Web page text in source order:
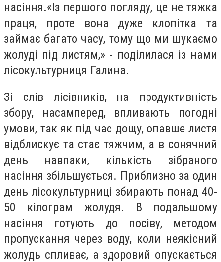
насіння.«Із першого погляду, це не тяжка
праця, проте вона дуже клопітка та
займає багато часу, тому що ми шукаємо
жолуді під листям,» - поділилася із нами
лісокультурниця Галина.
Зі слів лісівників, на продуктивність
збору, насамперед, впливають погодні
умови, так як під час дощу, опавше листя
відблискує та стає тяжчим, а в сонячний
день навпаки, кількість зібраного
насіння збільшується. Приблизно за один
день лісокультурниці збирають понад 40-
50 кілограм жолудя. В подальшому
насіння готують до посіву, методом
пропускання через воду, коли неякісний
жолудь спливає, а здоровий опускається